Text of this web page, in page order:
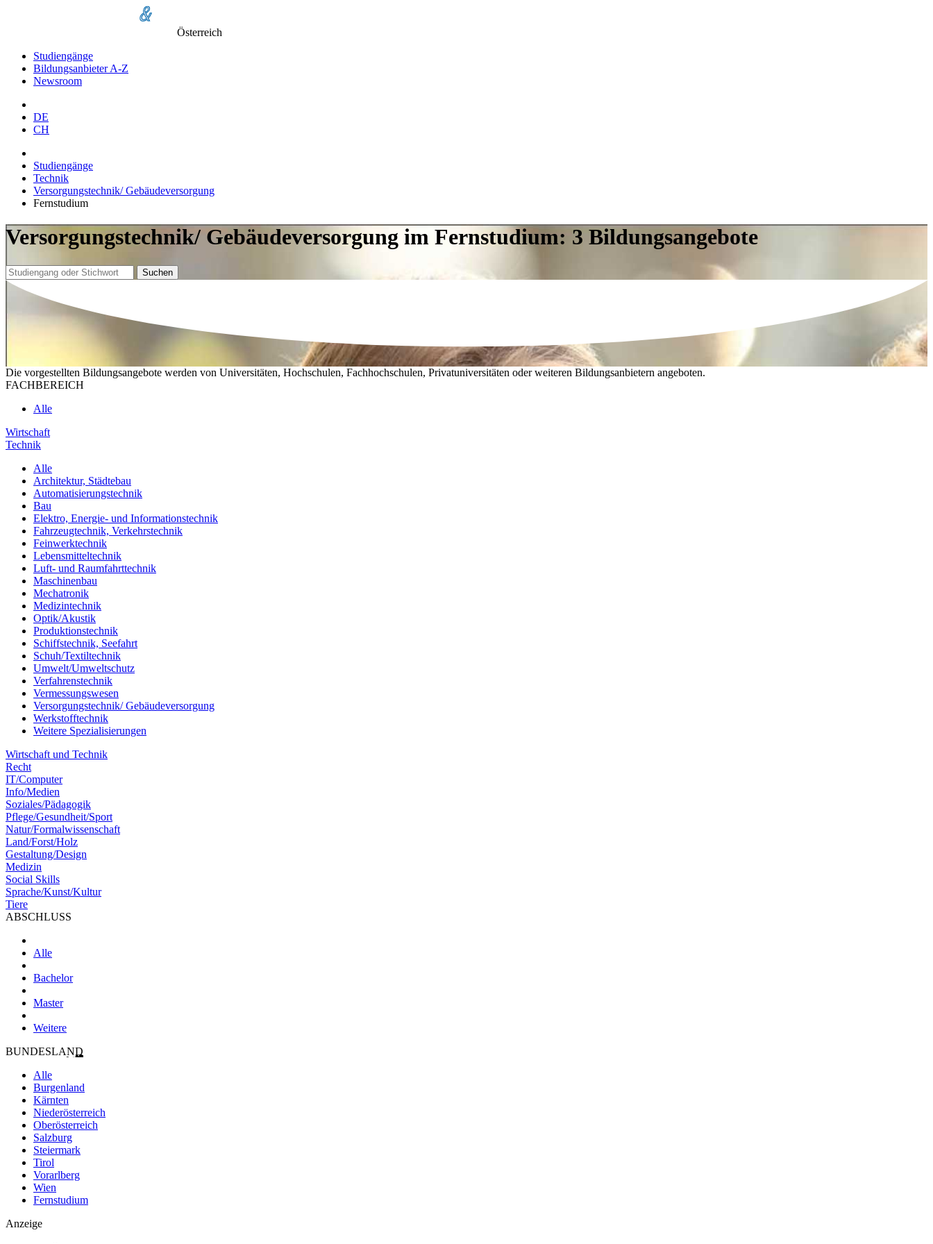
Österreich
Studiengänge
Bildungsanbieter A-Z
Newsroom
DE
CH
Studiengänge
Technik
Versorgungstechnik/ Gebäudeversorgung
Fernstudium
Versorgungstechnik/ Gebäudeversorgung im Fernstudium: 3 Bildungsangebote
Suchen
Die vorgestellten Bildungsangebote werden von Universitäten, Hochschulen, Fachhochschulen, Privatuniversitäten oder weiteren Bildungsanbietern angeboten.
FACHBEREICH
Alle
Wirtschaft
Technik
Alle
Architektur, Städtebau
Automatisierungstechnik
Bau
Elektro, Energie- und Informationstechnik
Fahrzeugtechnik, Verkehrstechnik
Feinwerktechnik
Lebensmitteltechnik
Luft- und Raumfahrttechnik
Maschinenbau
Mechatronik
Medizintechnik
Optik/Akustik
Produktionstechnik
Schiffstechnik, Seefahrt
Schuh/Textiltechnik
Umwelt/Umweltschutz
Verfahrenstechnik
Vermessungswesen
Versorgungstechnik/ Gebäudeversorgung
Werkstofftechnik
Weitere Spezialisierungen
Wirtschaft und Technik
Recht
IT/Computer
Info/Medien
Soziales/Pädagogik
Pflege/Gesundheit/Sport
Natur/Formalwissenschaft
Land/Forst/Holz
Gestaltung/Design
Medizin
Social Skills
Sprache/Kunst/Kultur
Tiere
ABSCHLUSS
Alle
Bachelor
Master
Weitere
BUNDESLAND
Alle
Burgenland
Kärnten
Niederösterreich
Oberösterreich
Salzburg
Steiermark
Tirol
Vorarlberg
Wien
Fernstudium
Anzeige